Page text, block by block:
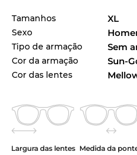
Tamanhos XL
Sexo
Tipo de armação Sem
Cor da armação Sun-
Cor das lentes
Largura das lentes Medida da